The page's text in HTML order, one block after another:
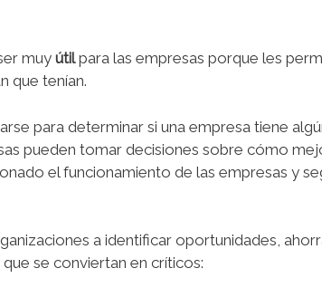
muy útilpara las empresas porque les
que tenían.
para determinar si una empresa tiene
pueden tomar decisiones sobre cómo
el funcionamiento de las empresas y
a identificar oportunidades,
se conviertan en críticos: